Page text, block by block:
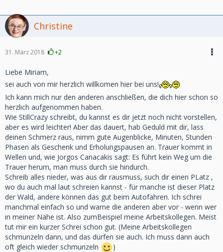
Christine
31. März 2018 +2
Liebe Miriam,
sei auch von mir herzlich willkomen hier bei uns!
Ich kann mich nur den anderen anschließen, die dich hier schon so
herzlich aufgenommen haben.
Wie StillCrazy schreibt, du kannst es dir jetzt noch nicht vorstellen,
aber es wird leichter! Aber das dauert, hab Geduld mit dir, lass
deinen Schmerz raus, nimm gute Augenblicke, Minuten, Stunden
Phasen als Geschenk und Erholungspausen an. Trauer kommt in
Wellen und, wie Jorgos Canacakis sagt: Es führt kein Weg um die
Trauer herum, man muss durch sie hindurch.
Schreib alles nieder, was aus dir rausmuss, such dir einen PLatz ,
wo du auch mal laut schreien kannst - für manche ist dieser Platz
der Wald, andere können das gut beim Autofahren. Ich schrei
manchmal einfach so und warne die anderen aber vor - wenn wer
in meiner Nähe ist. Also zumBeispiel meine Arbeitskollegen. Meist
tut mir ein kurzer Schrei schon gut. (Meine Arbeitskollegen
schmunzeln dann, und das dürfen sie auch. Ich muss dann auch
oft gleich wieder schmunzeln
)